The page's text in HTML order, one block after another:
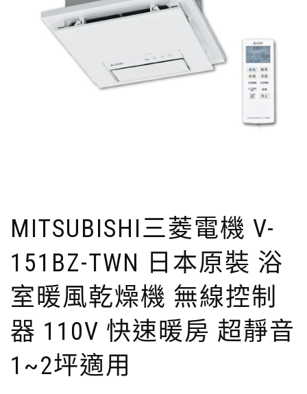
MITSUBISHI三菱電機 V-
151BZ-TWN 日本原裝 浴
室暖風乾燥機 無線控制
器 110V 快速暖房 超靜音
1~2坪適用